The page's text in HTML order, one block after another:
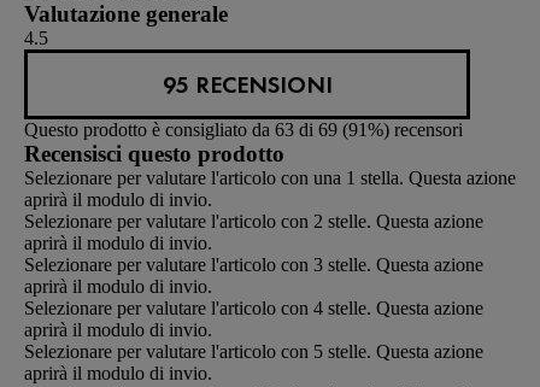
Valutazione generale
4.5
95 RECENSIONI
Questo prodotto è consigliato da 63 di 69 (91%) recensori
Recensisci questo prodotto
Selezionare per valutare l'articolo con una 1 stella. Questa azione
aprirà il modulo di invio.
Selezionare per valutare l'articolo con 2 stelle. Questa azione
aprirà il modulo di invio.
Selezionare per valutare l'articolo con 3 stelle. Questa azione
aprirà il modulo di invio.
Selezionare per valutare l'articolo con 4 stelle. Questa azione
aprirà il modulo di invio.
Selezionare per valutare l'articolo con 5 stelle. Questa azione
aprirà il modulo di invio.